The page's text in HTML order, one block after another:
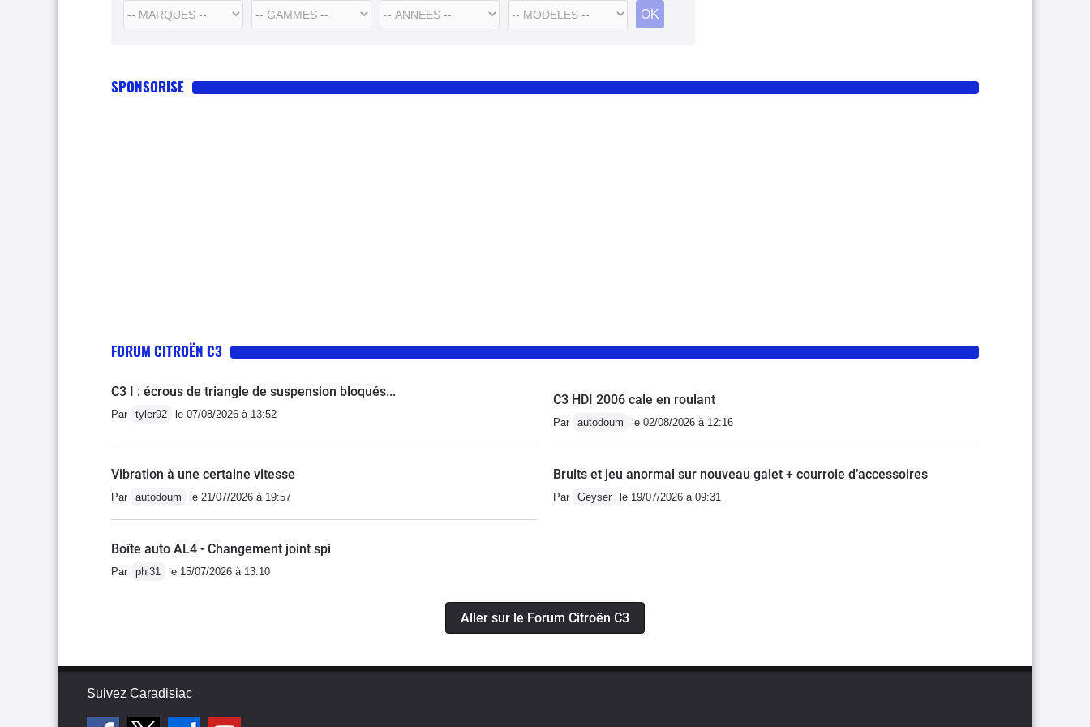
SPONSORISE
FORUM CITROËN C3
C3 I : écrous de triangle de suspension bloqués...
Par tyler92 le 07/08/2026 à 13:52
C3 HDI 2006 cale en roulant
Par autodoum le 02/08/2026 à 12:16
Vibration à une certaine vitesse
Par autodoum le 21/07/2026 à 19:57
Bruits et jeu anormal sur nouveau galet + courroie d’accessoires
Par Geyser le 19/07/2026 à 09:31
Boîte auto AL4 - Changement joint spi
Par phi31 le 15/07/2026 à 13:10
Aller sur le Forum Citroën C3
Suivez Caradisiac